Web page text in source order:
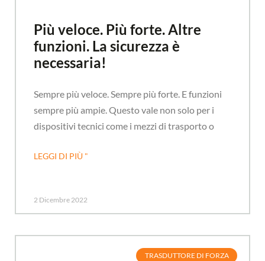
Più veloce. Più forte. Altre
funzioni. La sicurezza è
necessaria!
Sempre più veloce. Sempre più forte. E funzioni
sempre più ampie. Questo vale non solo per i
dispositivi tecnici come i mezzi di trasporto o
LEGGI DI PIÙ "
2 Dicembre 2022
TRASDUTTORE DI FORZA